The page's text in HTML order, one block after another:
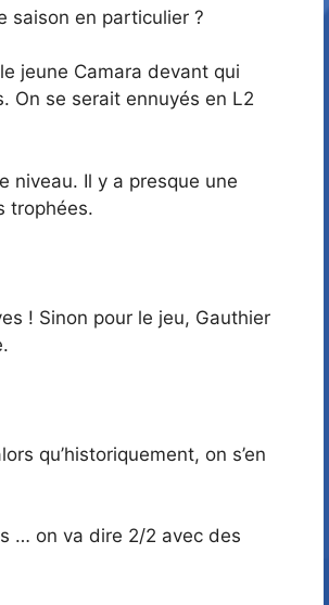
saison en particulier ?
jeune Camara devant qui
On se serait ennuyés en L2
niveau. Il y a presque une
trophées.
! Sinon pour le jeu, Gauthier
qu’historiquement, on s’en
… on va dire 2/2 avec des